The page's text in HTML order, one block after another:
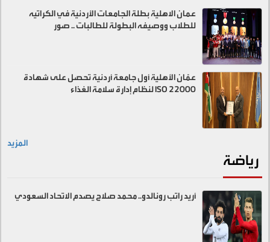
عمان الاهلية بطلة الجامعات الأردنية في الكراتيه
للطلاب ووصيفه البطولة للطالبات .. صور
عمّان الأهلية أول جامعة أردنية تحصل على شهادة
ISO 22000 لنظام إدارة سلامة الغذاء
المزيد
رياضة
أريد راتب رونالدو.. محمد صلاح يصدم الاتحاد السعودي